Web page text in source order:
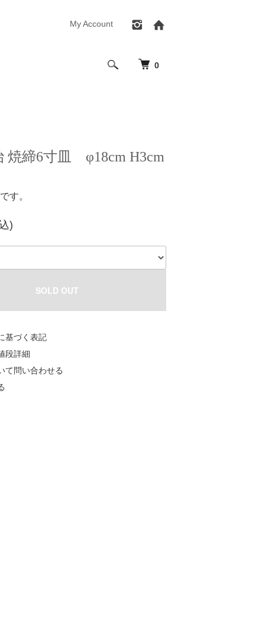
0
My Account
焼締6寸皿 φ18cm H3cm
す。
)
SOLD OUT
基づく表記
段詳細
て問い合わせる